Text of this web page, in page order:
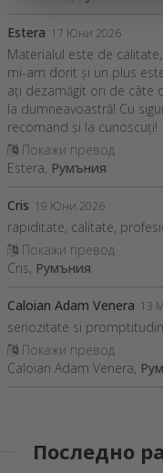
Estera 17 Юни 2026
Materialul este de
mi-am dorit și un plus
ați dezamăgit ori de câte
la dumneavoastră! Cu
recomand și la cunoscuți!
Покажи превод
Estera, Румъния
Cris 19 Юни 2026
rapiditate, calitate,
Покажи превод
Cris, Румъния
Caloian Adam Venera 13
seriozitate si
Покажи превод
Caloian Adam Venera,
Последно